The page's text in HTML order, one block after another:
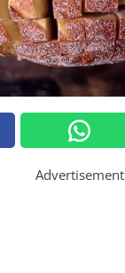
Advertisement